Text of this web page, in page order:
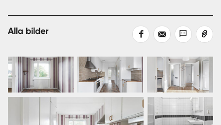
Alla bilder
Dela
Dela
med
Dela
med
Kopiera
länk